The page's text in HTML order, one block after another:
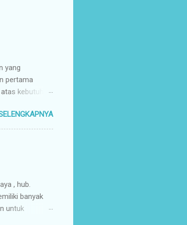
yang
pertama
kebutuhan
pertama).
: Karena
margin
renyah,
, hub.
banyak
untuk